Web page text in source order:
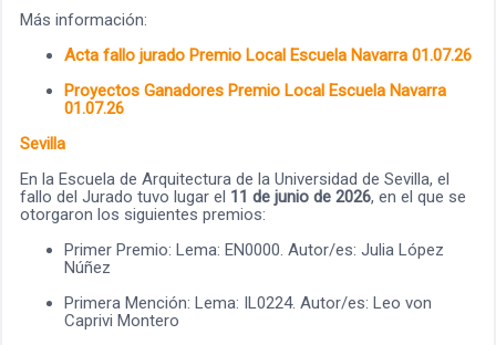
Más información:
Acta fallo jurado Premio Local Escuela Navarra 01.07.26
Proyectos Ganadores Premio Local Escuela Navarra
01.07.26
Sevilla
En la Escuela de Arquitectura de la Universidad de Sevilla, el
fallo del Jurado tuvo lugar el 11 de junio de 2026, en el que se
otorgaron los siguientes premios:
Primer Premio: Lema: EN0000. Autor/es: Julia López
Núñez
Primera Mención: Lema: IL0224. Autor/es: Leo von
Caprivi Montero